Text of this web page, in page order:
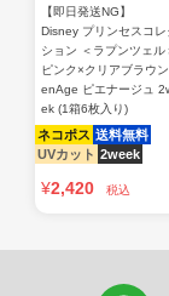
【即日発送NG】
Disney プリンセスコレ
ション ＜ラプンツェル
ピンク×クリアブラウ
enAge ピエナージュ
ek (1箱6枚入り)
ネコポス 送料無料
UVカット 2week
¥2,420 税込